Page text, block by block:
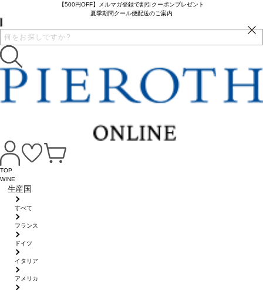
【500円OFF】メルマガ登録で割引クーポンプレゼント
夏季期間クール便配送のご案内
TOP
WINE
生産国
すべて
フランス
ドイツ
イタリア
アメリカ